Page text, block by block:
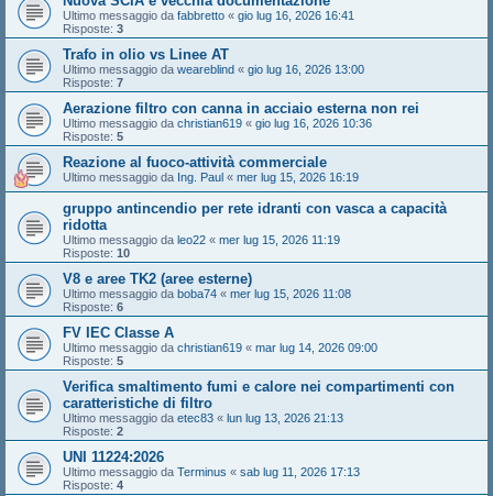
Ultimo messaggio da fabbretto « gio lug 16, 2026 16:41
Risposte: 3
Trafo in olio vs Linee AT
Ultimo messaggio da weareblind « gio lug 16, 2026 13:00
Risposte: 7
Aerazione filtro con canna in acciaio esterna non rei
Ultimo messaggio da christian619 « gio lug 16, 2026 10:36
Risposte: 5
Reazione al fuoco-attività commerciale
Ultimo messaggio da Ing. Paul « mer lug 15, 2026 16:19
gruppo antincendio per rete idranti con vasca a capacità
ridotta
Ultimo messaggio da leo22 « mer lug 15, 2026 11:19
Risposte: 10
V8 e aree TK2 (aree esterne)
Ultimo messaggio da boba74 « mer lug 15, 2026 11:08
Risposte: 6
FV IEC Classe A
Ultimo messaggio da christian619 « mar lug 14, 2026 09:00
Risposte: 5
Verifica smaltimento fumi e calore nei compartimenti con
caratteristiche di filtro
Ultimo messaggio da etec83 « lun lug 13, 2026 21:13
Risposte: 2
UNI 11224:2026
Ultimo messaggio da Terminus « sab lug 11, 2026 17:13
Risposte: 4